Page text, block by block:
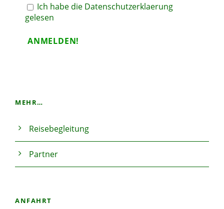
Ich habe die Datenschutzerklaerung
gelesen
MEHR…
Reisebegleitung
Partner
ANFAHRT